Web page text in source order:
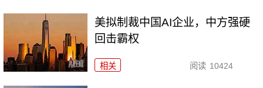
美拟制裁中国AI企业，中方强硬
回击霸权
相关 阅读 10424